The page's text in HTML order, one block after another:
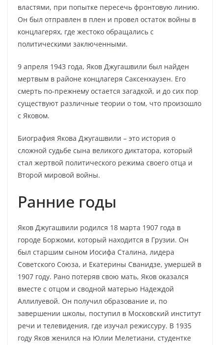
властями, при попытке пересечь фронтовую линию.
Он был отправлен в плен и провел остаток войны в
концлагерях, где жестоко обращались с
политическими заключенными.
9 апреля 1943 года, Яков Джугашвили был найден
мертвым в районе концлагеря Саксенхаузен. Его
смерть по-прежнему остается загадкой, и до сих пор
существуют различные теории о том, что произошло
с Яковом.
Биография Якова Джугашвили – это история о
сложной судьбе сына великого диктатора, который
стал жертвой политического режима своего отца и
Второй мировой войны.
Ранние годы
Яков Джугашвили родился 18 марта 1907 года в
городе Боржоми, который находится в Грузии. Он
был старшим сыном Иосифа Сталина, лидера
Советского Союза, и Екатерины Сванидзе, умершей в
1907 году. Рано потеряв свою мать, Яков оказался
вместе с отцом и сводной матерью Надеждой
Аллилуевой. Он получил образование и, по
завершении школы, поступил в Московский институт
речи и телевидения, где изучал режиссуру. В 1935
году Яков женился на Юлии Мелетиани, студентке